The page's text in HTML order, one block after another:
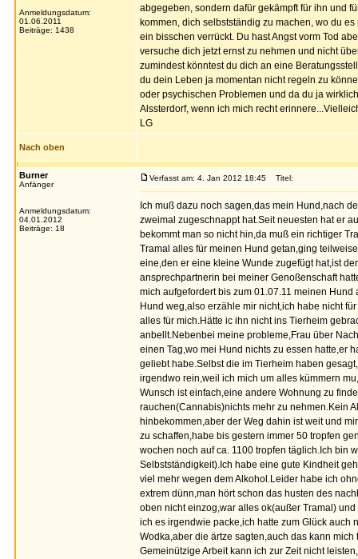
Anmeldungsdatum:
01.06.2011
Beiträge: 1438
abgegeben, sondern dafür gekämpft für ihn und
kommen, dich selbstständig zu machen, wo du
ein bisschen verrückt. Du hast Angst vorm Tod
versuche dich jetzt ernst zu nehmen und nicht
zumindest könntest du dich an eine
du dein Leben ja momentan nicht regeln zu
oder psychischen Problemen und da du ja
Alssterdorf, wenn ich mich recht
LG
Nach oben
Burner
Anfänger
Anmeldungsdatum:
04.01.2012
Beiträge: 18
Verfasst am: 4. Jan 2012 18:45 Titel:
Ich muß dazu noch sagen,das mein Hund,nach
zweimal zugeschnappt hat.Seit neuesten hat er
bekommt man so nicht hin,da muß ein richtiger
Tramal alles für meinen Hund getan,ging
eine,den er eine kleine Wunde zugefügt hat,ist
ansprechpartnerin bei meiner Genoßenschaft
mich aufgefordert bis zum 01.07.11 meinen
Hund weg,also erzähle mir nicht,ich habe nicht
alles für mich.Hätte ic ihn nicht ins Tierheim
anbellt.Nebenbei meine probleme,Frau über
einen Tag,wo mei Hund nichts zu essen hatte,er
geliebt habe.Selbst die im Tierheim haben
irgendwo rein,weil ich mich um alles kümmern
Wunsch ist einfach,eine andere Wohnung zu
rauchen(Cannabis)nichts mehr zu nehmen.Kein
hinbekommen,aber der Weg dahin ist weit und
zu schaffen,habe bis gestern immer 50 tropfen
wochen noch auf ca. 1100 tropfen täglich.Ich bin
Selbstständigkeit).Ich habe eine gute Kindheit
viel mehr wegen dem Alkohol.Leider habe ich
extrem dünn,man hört schon das husten des
oben nicht einzog,war alles ok(außer Tramal)
ich es irgendwie packe,ich hatte zum Glück
Wodka,aber die ärtze sagten,auch das kann
Gemeinützige Arbeit kann ich zur Zeit nicht